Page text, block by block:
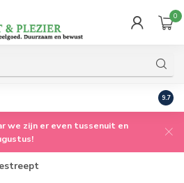
0
9.7
we zijn er even tussenuit en